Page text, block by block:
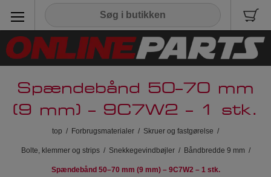
Spændebånd 50–70 mm
(9 mm) – 9C7W2 – 1 stk.
top / Forbrugsmaterialer / Skruer og fastgørelse /
Bolte, klemmer og strips / Snekkegevindbøjler / Båndbredde 9 mm /
Spændebånd 50–70 mm (9 mm) – 9C7W2 – 1 stk.